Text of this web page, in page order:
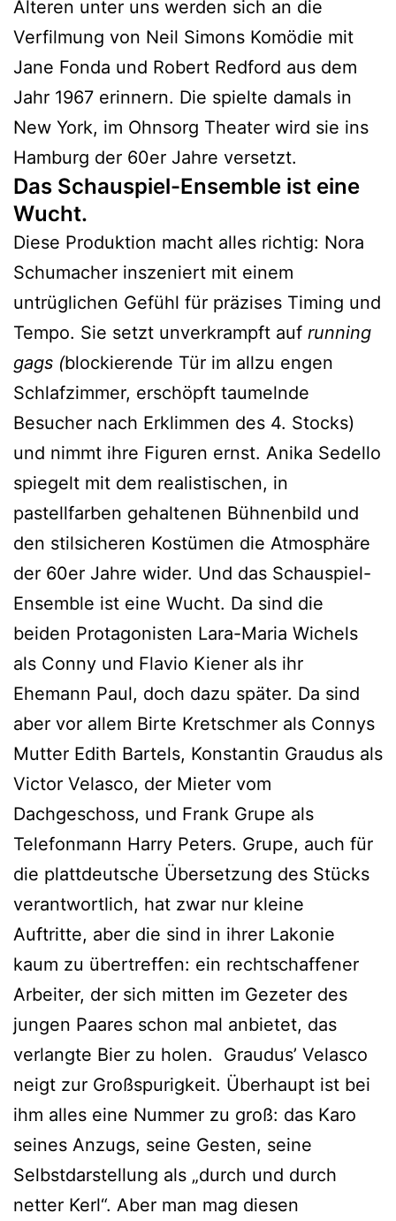
Älteren unter uns werden sich an die
Verfilmung von Neil Simons Komödie mit
Jane Fonda und Robert Redford aus dem
Jahr 1967 erinnern. Die spielte damals in
New York, im Ohnsorg Theater wird sie ins
Hamburg der 60er Jahre versetzt.
Das Schauspiel-Ensemble ist eine
Wucht.
Diese Produktion macht alles richtig: Nora
Schumacher inszeniert mit einem
untrüglichen Gefühl für präzises Timing und
Tempo. Sie setzt unverkrampft auf running
gags (blockierende Tür im allzu engen
Schlafzimmer, erschöpft taumelnde
Besucher nach Erklimmen des 4. Stocks)
und nimmt ihre Figuren ernst. Anika Sedello
spiegelt mit dem realistischen, in
pastellfarben gehaltenen Bühnenbild und
den stilsicheren Kostümen die Atmosphäre
der 60er Jahre wider. Und das Schauspiel-
Ensemble ist eine Wucht. Da sind die
beiden Protagonisten Lara-Maria Wichels
als Conny und Flavio Kiener als ihr
Ehemann Paul, doch dazu später. Da sind
aber vor allem Birte Kretschmer als Connys
Mutter Edith Bartels, Konstantin Graudus als
Victor Velasco, der Mieter vom
Dachgeschoss, und Frank Grupe als
Telefonmann Harry Peters. Grupe, auch für
die plattdeutsche Übersetzung des Stücks
verantwortlich, hat zwar nur kleine
Auftritte, aber die sind in ihrer Lakonie
kaum zu übertreffen: ein rechtschaffener
Arbeiter, der sich mitten im Gezeter des
jungen Paares schon mal anbietet, das
verlangte Bier zu holen. Graudus’ Velasco
neigt zur Großspurigkeit. Überhaupt ist bei
ihm alles eine Nummer zu groß: das Karo
seines Anzugs, seine Gesten, seine
Selbstdarstellung als „durch und durch
netter Kerl“. Aber man mag diesen